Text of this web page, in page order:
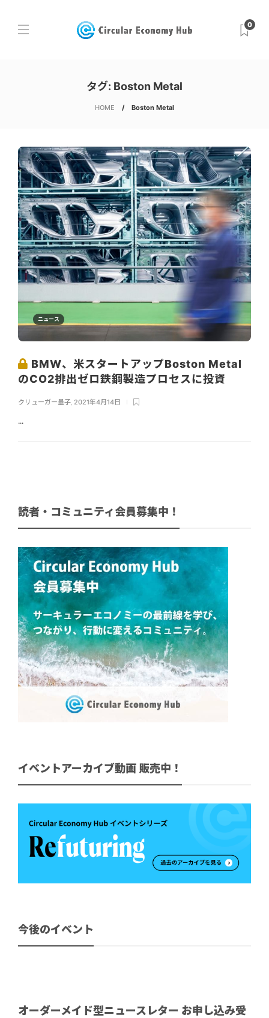
0
タグ: Boston Metal
HOME Boston Metal
ニュース
BMW、米スタートアップBoston Metal
のCO2排出ゼロ鉄鋼製造プロセスに投資
クリューガー量子 2021年4月14日
...
読者・コミュニティ会員募集中！
イベントアーカイブ動画 販売中！
今後のイベント
オーダーメイド型ニュースレター お申し込み受